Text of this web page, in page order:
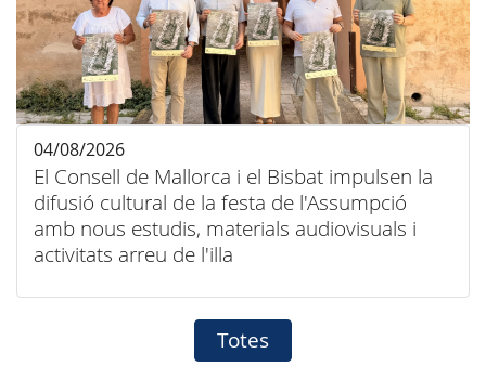
El Consell de Mallorca i el Bisbat impulsen la
difusió cultural de la festa de l'Assumpció
amb nous estudis, materials audiovisuals i
activitats arreu de l'illa
04/08/2026
Totes